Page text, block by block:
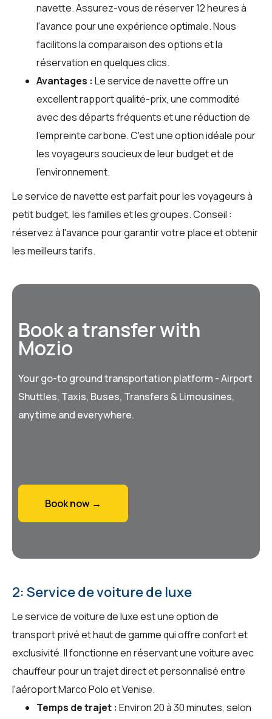
navette. Assurez-vous de réserver 12 heures à
l'avance pour une expérience optimale. Nous
facilitons la comparaison des options et la
réservation en quelques clics.
Avantages : Le service de navette offre un
excellent rapport qualité-prix, une commodité
avec des départs fréquents et une réduction de
l'empreinte carbone. C'est une option idéale pour
les voyageurs soucieux de leur budget et de
l'environnement.
Le service de navette est parfait pour les voyageurs à
petit budget, les familles et les groupes. Conseil :
réservez à l'avance pour garantir votre place et obtenir
les meilleurs tarifs.
Book a transfer with
Mozio
Your go-to ground transportation platform - Airport
Shuttles, Taxis, Buses, Transfers & Limousines,
anytime and everywhere.
Book now →
2: Service de voiture de luxe
Le service de voiture de luxe est une option de
transport privé et haut de gamme qui offre confort et
exclusivité. Il fonctionne en réservant une voiture avec
chauffeur pour un trajet direct et personnalisé entre
l'aéroport Marco Polo et Venise.
Temps de trajet : Environ 20 à 30 minutes, selon